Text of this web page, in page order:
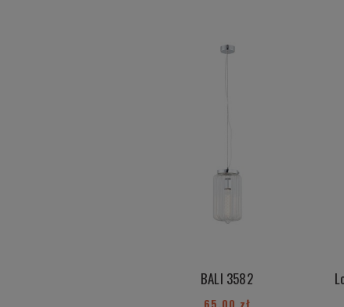
BALI 3582
65,00 zł